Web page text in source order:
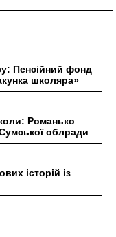
Пенсійний фонд
школяра»
Романько
облради
історій із